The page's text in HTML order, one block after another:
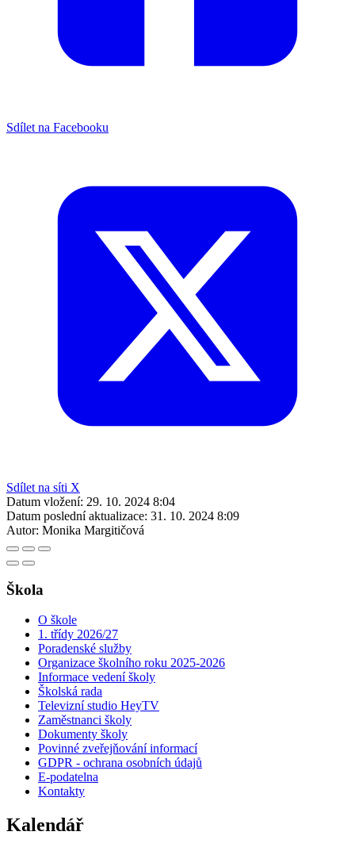
Sdílet na Facebooku
Sdílet na síti X
Datum vložení: 29. 10. 2024 8:04
Datum poslední aktualizace: 31. 10. 2024 8:09
Autor: Monika Margitičová
Škola
O škole
1. třídy 2026/27
Poradenské služby
Organizace školního roku 2025-2026
Informace vedení školy
Školská rada
Televizní studio HeyTV
Zaměstnanci školy
Dokumenty školy
Povinné zveřejňování informací
GDPR - ochrana osobních údajů
E-podatelna
Kontakty
Kalendář